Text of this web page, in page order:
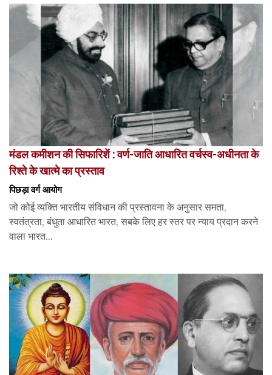
मंडल कमीशन की सिफारिशें : वर्ण-जाति आधारित वर्चस्व-अधीनता के
रिश्ते के खात्मे का प्रस्ताव
पिछड़ा वर्ग आयोग
जो कोई व्यक्ति भारतीय संविधान की प्रस्तावना के अनुसार समता,
स्वतंत्रता, बंधुता आधारित भारत, सबके लिए हर स्तर पर न्याय प्रदान करने
वाला भारत...